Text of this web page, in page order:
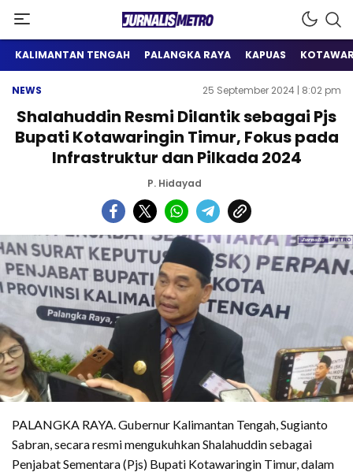
Jurnalis Metro
Satu Wadah Informasi
KALIMANTAN TENGAH PALANGKA RAYA KAPUAS
NEWS 25 September 2024 | 8:02 pm
Shalahuddin Resmi Dilantik sebagai Pjs
Bupati Kotawaringin Timur, Fokus pada
Infrastruktur dan Pilkada 2024
P. Hidayad
PALANGKA RAYA. Gubernur Kalimantan Tengah, Sugianto
Sabran, secara resmi mengukuhkan Shalahuddin sebagai
Penjabat Sementara (Pjs) Bupati Kotawaringin Timur, dalam